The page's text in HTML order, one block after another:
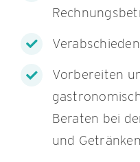
Vorbereiten
Beraten bei
und